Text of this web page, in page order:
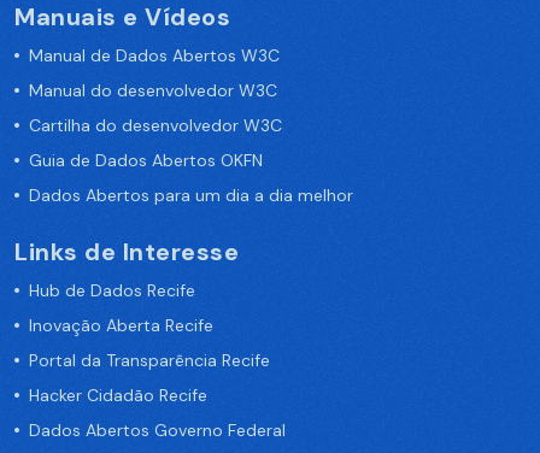
Manuais e Vídeos
Manual de Dados Abertos W3C
Manual do desenvolvedor W3C
Cartilha do desenvolvedor W3C
Guia de Dados Abertos OKFN
Dados Abertos para um dia a dia melhor
Links de Interesse
Hub de Dados Recife
Inovação Aberta Recife
Portal da Transparência Recife
Hacker Cidadão Recife
Dados Abertos Governo Federal